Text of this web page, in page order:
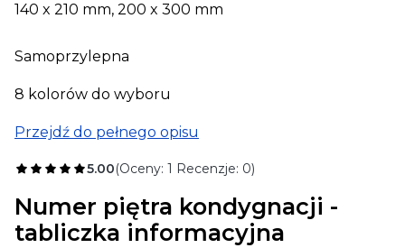
140 x 210 mm, 200 x 300 mm
Samoprzylepna
8 kolorów do wyboru
Przejdź do pełnego opisu
5.00(Oceny: 1 Recenzje: 0)
Numer piętra kondygnacji -
tabliczka informacyjna